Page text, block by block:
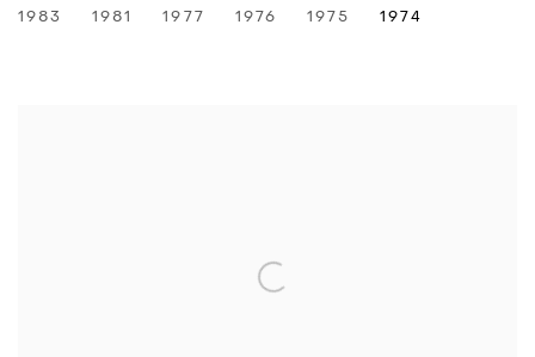
1983
1981 1977 1976 1975 1974